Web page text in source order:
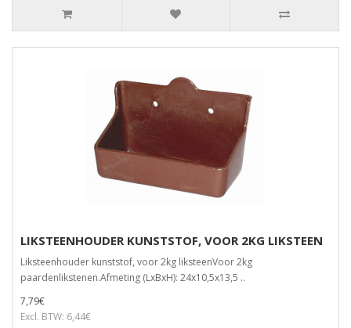
LIKSTEENHOUDER KUNSTSTOF, VOOR 2KG LIKSTEEN
Liksteenhouder kunststof, voor 2kg liksteenVoor 2kg
paardenlikstenen.Afmeting (LxBxH): 24x10,5x13,5 ..
7,79€
Excl. BTW: 6,44€